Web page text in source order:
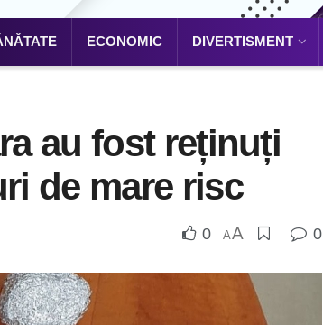
ECONOMIC DIVERTISMENT
au fost reținuți
de mare risc
0 AA 0